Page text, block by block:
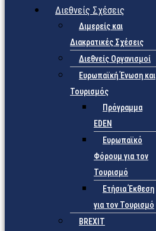
Διεθνείς Σχέσεις
Διμερείς και
Διακρατικές Σχέσεις
Διεθνείς Οργανισμοί
Ευρωπαϊκή Ένωση και
Τουρισμός
Πρόγραμμα
EDEN
Ευρωπαϊκό
Φόρουμ για τον
Τουρισμό
Ετήσια Έκθεση
για τον Τουρισμό
BREXIT